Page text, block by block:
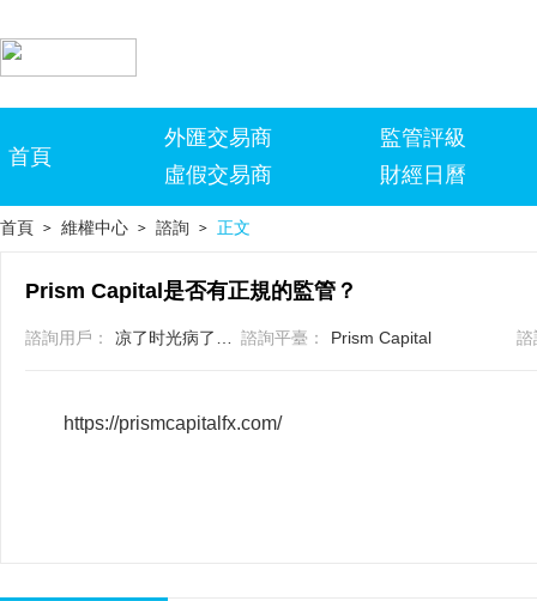
首頁
外匯交易商
虛假交易商
監管評級
財經日曆
首頁 > 維權中心 > 諮詢 > 正文
Prism Capital是否有正規的監管？
諮詢用戶： 諮詢平臺： Prism Capital 諮
https://prismcapitalfx.com/